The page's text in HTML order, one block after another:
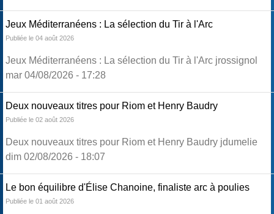
Jeux Méditerranéens : La sélection du Tir à l'Arc
Publiée le 04 août 2026
Jeux Méditerranéens : La sélection du Tir à l'Arc jrossignol
mar 04/08/2026 - 17:28
Deux nouveaux titres pour Riom et Henry Baudry
Publiée le 02 août 2026
Deux nouveaux titres pour Riom et Henry Baudry jdumelie
dim 02/08/2026 - 18:07
Le bon équilibre d'Élise Chanoine, finaliste arc à poulies
Publiée le 01 août 2026